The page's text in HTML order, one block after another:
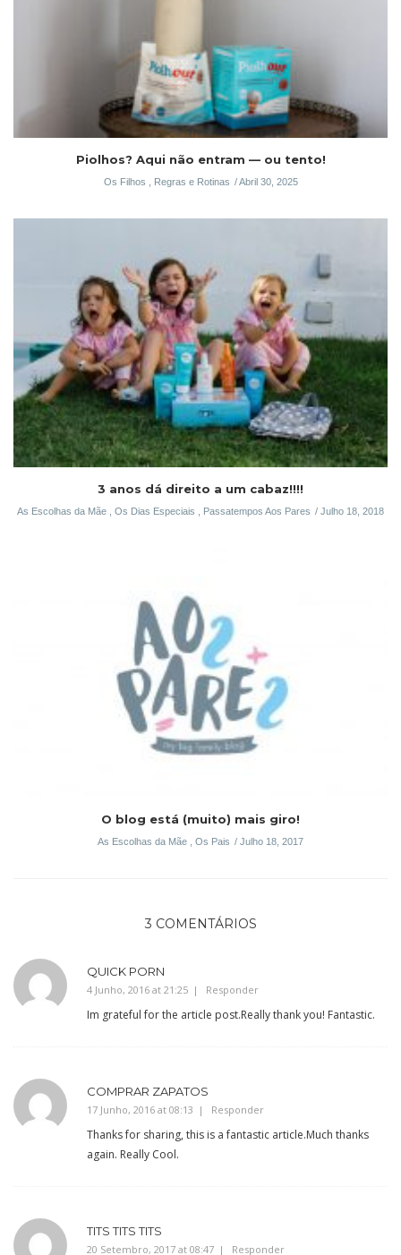
Piolhos? Aqui não entram — ou tento!
Os Filhos Regras e Rotinas Abril 30, 2025
3 anos dá direito a um cabaz!!!!
As Escolhas da Mãe Os Dias Especiais Passatempos Aos Pares Julho 18, 2018
O blog está (muito) mais giro!
As Escolhas da Mãe Os Pais Julho 18, 2017
3 COMENTÁRIOS
QUICK PORN
4 Junho, 2016 at 21:25 Responder
Im grateful for the article post.Really thank you! Fantastic.
COMPRAR ZAPATOS
17 Junho, 2016 at 08:13 Responder
Thanks for sharing, this is a fantastic article.Much thanks
again. Really Cool.
TITS TITS TITS
20 Setembro, 2017 at 08:47 Responder